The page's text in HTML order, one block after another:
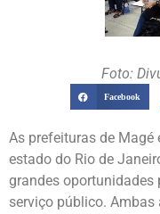
Foto:
Facebook
As prefeituras de
estado do Rio de
grandes oportunidades
serviço público.